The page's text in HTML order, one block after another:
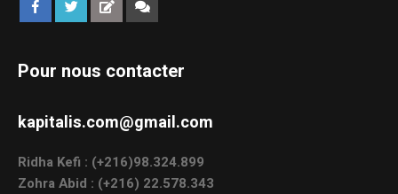
Pour nous contacter
kapitalis.com@gmail.com
Ridha Kefi : (+216)98.324.899
Zohra Abid : (+216) 22.578.343